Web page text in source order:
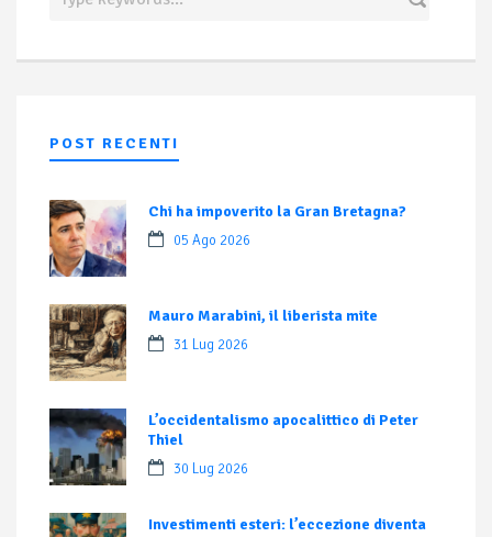
POST RECENTI
Chi ha impoverito la Gran Bretagna?
05 Ago 2026
Mauro Marabini, il liberista mite
31 Lug 2026
L’occidentalismo apocalittico di Peter
Thiel
30 Lug 2026
Investimenti esteri: l’eccezione diventa